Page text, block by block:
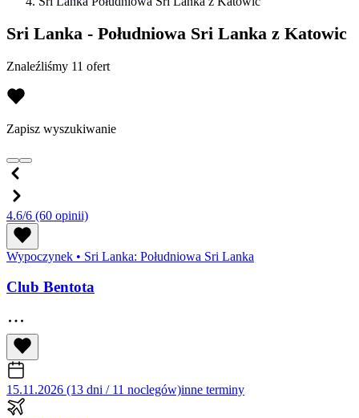
Sri Lanka - Południowa Sri Lanka z Katowic
Znaleźliśmy 11 ofert
Zapisz wyszukiwanie
4.6/6 (60 opinii)
Wypoczynek • Sri Lanka: Południowa Sri Lanka
Club Bentota
15.11.2026 (13 dni / 11 noclegów)inne terminy